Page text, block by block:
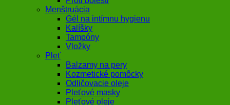
Menštruácia
Gél na intímnu hygienu
Kalíšky
Tampóny
Vložky
Pleť
Balzamy na pery
Kozmetické pomôcky
Odličovacie oleje
Pleťové masky
Pleťové oleje